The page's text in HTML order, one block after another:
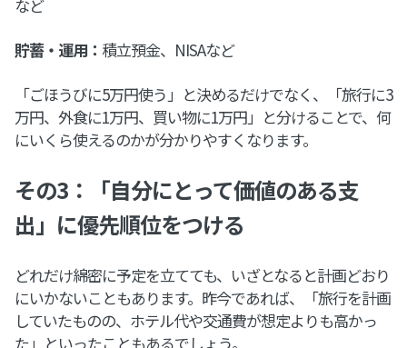
など
貯蓄・運用： 積立預金、NISAなど
「ごほうびに5万円使う」と決めるだけでなく、「旅行に3
万円、外食に1万円、買い物に1万円」と分けることで、何
にいくら使えるのかが分かりやすくなります。
その3：「自分にとって価値のある支
出」に優先順位をつける
どれだけ綿密に予定を立てても、いざとなると計画どおり
にいかないこともあります。昨今であれば、「旅行を計画
していたものの、ホテル代や交通費が想定よりも高かっ
た」といったこともあるでしょう。